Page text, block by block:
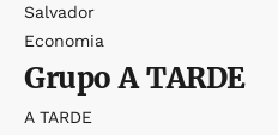
Salvador
Economia
GrupoA TARDE
A TARDE